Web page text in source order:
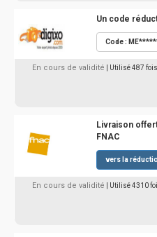
Un code
Code :
En cours de validité | Utilisé 487 fois
Livraison
FNAC
vers la
En cours de validité | Utilisé 4310